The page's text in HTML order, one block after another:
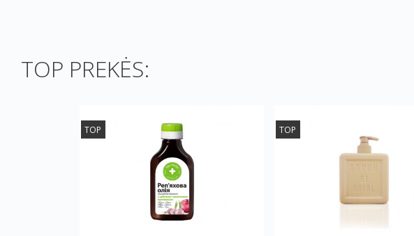
TOP PREKĖS:
TOP TOP